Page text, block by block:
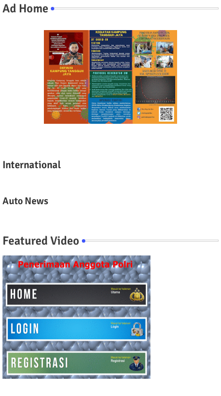
Ad Home
International
Auto News
Featured Video